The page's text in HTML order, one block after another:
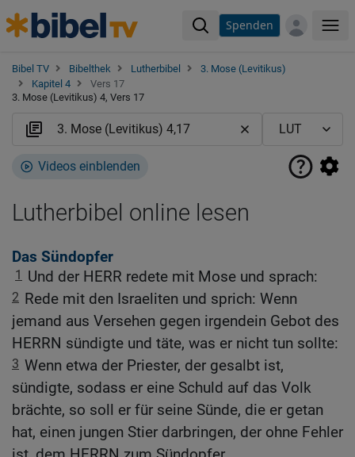
Spenden
Bibel TV Bibelthek Lutherbibel
3. Mose (Levitikus)
Kapitel 4
Vers 17
3. Mose (Levitikus) 4, Vers 17
Videos einblenden
Lutherbibel online lesen
Das Sündopfer
1 Und der HERR redete mit Mose und sprach:
2 Rede mit den Israeliten und sprich: Wenn
jemand aus Versehen gegen irgendein Gebot des
HERRN sündigte und täte, was er nicht tun sollte:
3 Wenn etwa der Priester, der gesalbt ist,
sündigte, sodass er eine Schuld auf das Volk
brächte, so soll er für seine Sünde, die er getan
hat, einen jungen Stier darbringen, der ohne Fehler